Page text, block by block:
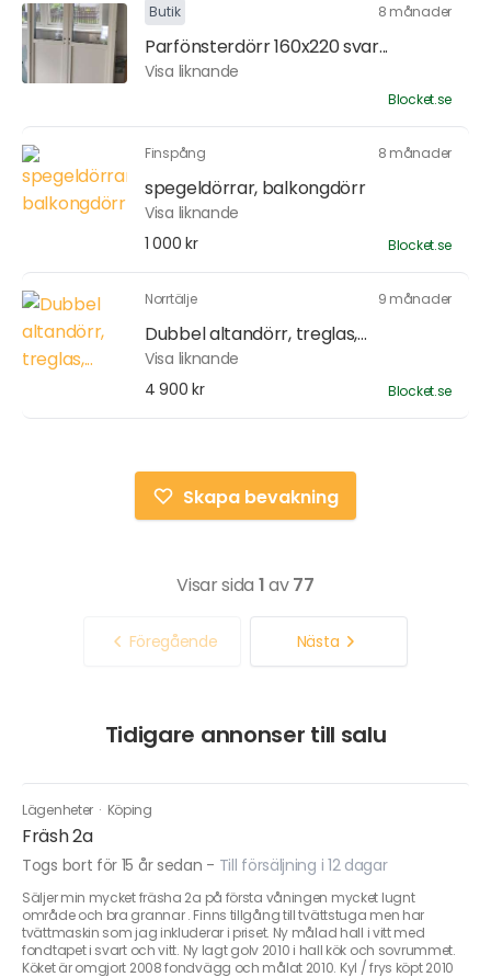
Butik 8 månader
Parfönsterdörr 160x220 svar...
Visa liknande
Blocket.se
Finspång 8 månader
spegeldörrar, balkongdörr
Visa liknande
1 000 kr
Blocket.se
Norrtälje 9 månader
Dubbel altandörr, treglas,...
Visa liknande
4 900 kr
Blocket.se
Skapa bevakning
Visar sida 1av77
Föregående Nästa
Tidigare annonser till salu
Lägenheter · Köping
Fräsh 2a
Togs bort för 15 år sedan - Till försäljning i 12 dagar
Säljer min mycket fräsha 2a på första våningen mycket lugnt
område och bra grannar . Finns tillgång till tvättstuga men har
tvättmaskin som jag inkluderar i priset. Ny målad hall i vitt med
fondtapet i svart och vitt. Ny lagt golv 2010 i hall kök och sovrummet.
Köket är omgjort 2008 fondvägg och målat 2010. Kyl / frys köpt 2010